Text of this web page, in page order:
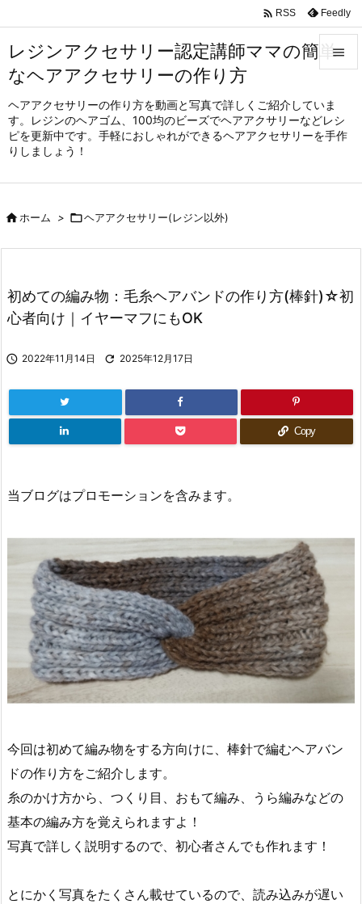
レジンアクセサリー認定講師ママの簡単
なヘアアクセサリーの作り方
ヘアアクセサリーの作り方を動画と写真で詳しくご紹介していま
す。レジンのヘアゴム、100均のビーズでヘアアクサリーなどレシ
ピを更新中です。手軽におしゃれができるヘアアクセサリーを手作
りしましょう！

メニュ

サイド
前へ

 RSS Feedly
ホーム > ヘアアクセサリー(レジン以外)
初めての編み物：毛糸ヘアバンドの作り方(棒針)☆初
心者向け｜イヤーマフにもOK
 2022年11月14日  2025年12月17日
Copy
当ブログはプロモーションを含みます。
今回は初めて編み物をする方向けに、棒針で編むヘアバン
ドの作り方をご紹介します。
糸のかけ方から、つくり目、おもて編み、うら編みなどの
基本の編み方を覚えられますよ！
写真で詳しく説明するので、初心者さんでも作れます！
とにかく写真をたくさん載せているので、読み込みが遅い